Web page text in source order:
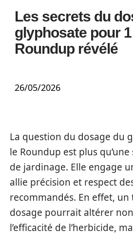
Les secrets du
glyphosate pour
Roundup révélé
26/05/2026
La question du dosage du
le Roundup est plus
de jardinage. Elle engage
allie précision et respect
recommandés. En effet,
dosage pourrait altérer
l’efficacité de l’herbicide,